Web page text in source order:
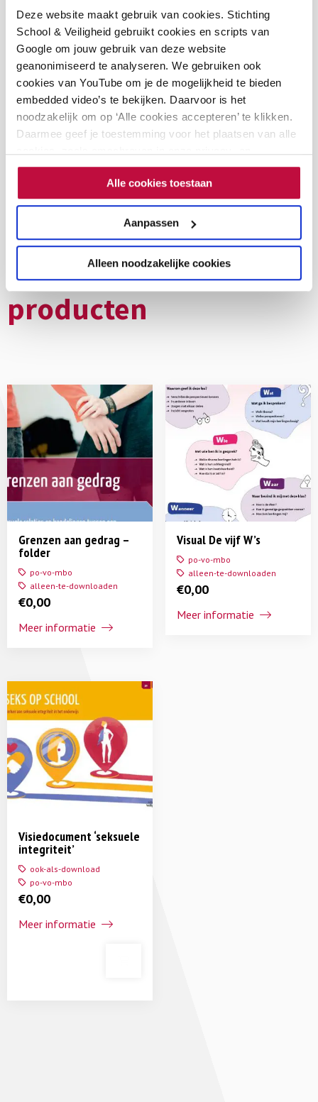
Deze website maakt gebruik van cookies. Stichting
School & Veiligheid gebruikt cookies en scripts van
Google om jouw gebruik van deze website
geanonimiseerd te analyseren. We gebruiken ook
cookies van YouTube om je de mogelijkheid te bieden
embedded video’s te bekijken. Daarvoor is het
noodzakelijk om op ‘Alle cookies accepteren’ te klikken.
Daarmee geef je toestemming voor het plaatsen van alle
cookieverklaring. Als je niet alle cookies accepteert, dan
kun je geen video's bekijken.Alle cookies toestaan
Aanpassen
Alleen noodzakelijke cookies
De Kijkroute (po+vo):
intervisietool over
seksuele integriteit
0,00
Meer informatie
Pedagogische
wegwijzers naar
seksuele integriteit
handout
€0,00
Meer informatie
Soortgelijke
producten
Grenzen aan gedrag –
folder
po-vo-mbo
alleen-te-downloaden
€0,00
Meer informatie
Visual De vijf W’s
po-vo-mbo
alleen-te-downloaden
€0,00
Meer informatie
Visiedocument ‘seksuele
integriteit’
ook-als-download
po-vo-mbo
€0,00
Meer informatie